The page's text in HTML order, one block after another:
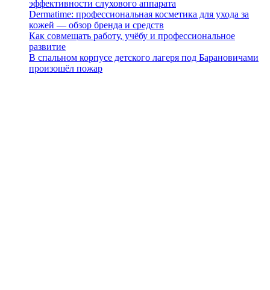
эффективности слухового аппарата
Dermatime: профессиональная косметика для ухода за
кожей — обзор бренда и средств
Как совмещать работу, учёбу и профессиональное
развитие
В спальном корпусе детского лагеря под Барановичами
произошёл пожар